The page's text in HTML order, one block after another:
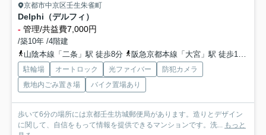
京都市中京区壬生朱雀町
Delphi（デルフィ）
- 管理/共益費7,000円
/築10年 /4階建
山陰本線「二条」駅 徒歩8分
阪急京都本線「大宮」駅 徒歩11分
駐輪場 オートロック 光ファイバー
防犯カメラ
敷地内ごみ置き場
バイク置場あり
歩いて6分の場所には京都壬生坊城郵便局があります。造りとデザイン
に関して、自信をもって情報を提供できるマンションです。洗... もっと